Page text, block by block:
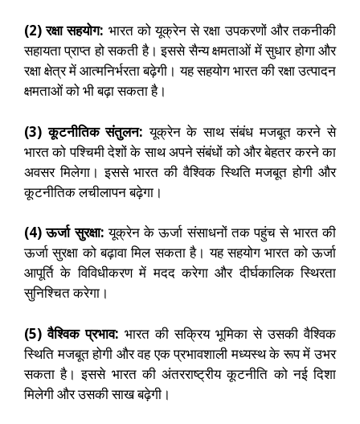
(2) रक्षा सहयोग: भारत को यूक्रेन से रक्षा उपकरणों और तकनीकी
सहायता प्राप्त हो सकती है। इससे सैन्य क्षमताओं में सुधार होगा और
रक्षा क्षेत्र में आत्मनिर्भरता बढ़ेगी। यह सहयोग भारत की रक्षा उत्पादन
क्षमताओं को भी बढ़ा सकता है।
(3) कूटनीतिक संतुलन:यूक्रेन के साथ संबंध मजबूत करने से
भारत को पश्चिमी देशों के साथ अपने संबंधों को और बेहतर करने का
अवसर मिलेगा। इससे भारत की वैश्विक स्थिति मजबूत होगी और
कूटनीतिक लचीलापन बढ़ेगा।
(4) ऊर्जा सुरक्षा:यूक्रेन के ऊर्जा संसाधनों तक पहुंच से भारत की
ऊर्जा सुरक्षा को बढ़ावा मिल सकता है। यह सहयोग भारत को ऊर्जा
आपूर्ति के विविधीकरण में मदद करेगा और दीर्घकालिक स्थिरता
सुनिश्चित करेगा।
(5) वैश्विक प्रभाव: भारत की सक्रिय भूमिका से उसकी वैश्विक
स्थिति मजबूत होगी और वह एक प्रभावशाली मध्यस्थ के रूप में उभर
सकता है। इससे भारत की अंतरराष्ट्रीय कूटनीति को नई दिशा
मिलेगी और उसकी साख बढ़ेगी।